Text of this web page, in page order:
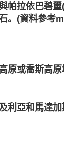
帕拉依巴碧
。(資料參考
原或喬斯高
利亞和馬達